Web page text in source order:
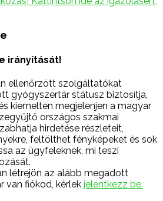
irányítását!
ellenőrzött szolgáltatókat
gyógyszertár státusz biztosítja,
kiemelten megjelenjen a magyar
országos szakmai
hirdetése részleteit,
feltölthet fényképeket és sok
az ügyfeleknek, mi teszi
létrejön az alább megadott
van fiókod, kérlek jelentkezz be.